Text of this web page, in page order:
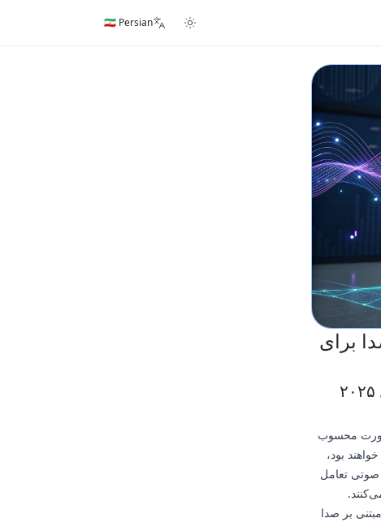
🇮🇷 Persian
برای
چرا ابزارهای رسانه‌های اجتماعی فعال‌شونده با صدا در سال ۲۰۲۵
محسوب
تا سال ۲۰۲۵ مبتنی بر صدا خواهند بود،
صوتی تعامل
بر صدا